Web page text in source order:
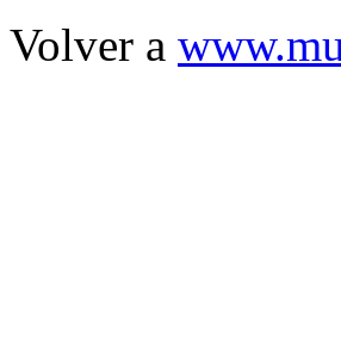
Volver a